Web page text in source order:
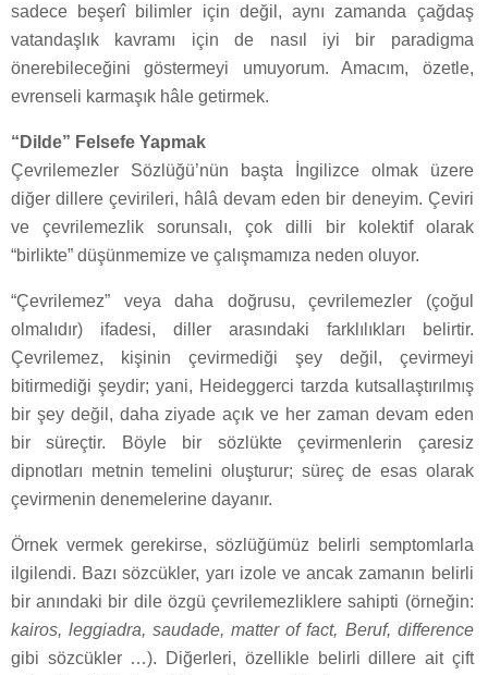
sadece beşerî bilimler için değil, aynı zamanda çağdaş
vatandaşlık kavramı için de nasıl iyi bir paradigma
önerebileceğini göstermeyi umuyorum. Amacım, özetle,
evrenseli karmaşık hâle getirmek.
“Dilde” Felsefe Yapmak
Çevrilemezler Sözlüğü’nün başta İngilizce olmak üzere
diğer dillere çevirileri, hâlâ devam eden bir deneyim. Çeviri
ve çevrilemezlik sorunsalı, çok dilli bir kolektif olarak
“birlikte” düşünmemize ve çalışmamıza neden oluyor.
“Çevrilemez” veya daha doğrusu, çevrilemezler (çoğul
olmalıdır) ifadesi, diller arasındaki farklılıkları belirtir.
Çevrilemez, kişinin çevirmediği şey değil, çevirmeyi
bitirmediği şeydir; yani, Heideggerci tarzda kutsallaştırılmış
bir şey değil, daha ziyade açık ve her zaman devam eden
bir süreçtir. Böyle bir sözlükte çevirmenlerin çaresiz
dipnotları metnin temelini oluşturur; süreç de esas olarak
çevirmenin denemelerine dayanır.
Örnek vermek gerekirse, sözlüğümüz belirli semptomlarla
ilgilendi. Bazı sözcükler, yarı izole ve ancak zamanın belirli
bir anındaki bir dile özgü çevrilemezliklere sahipti (örneğin:
kairos, leggiadra, saudade, matter of fact, Beruf, difference
gibi sözcükler …). Diğerleri, özellikle belirli dillere ait çift